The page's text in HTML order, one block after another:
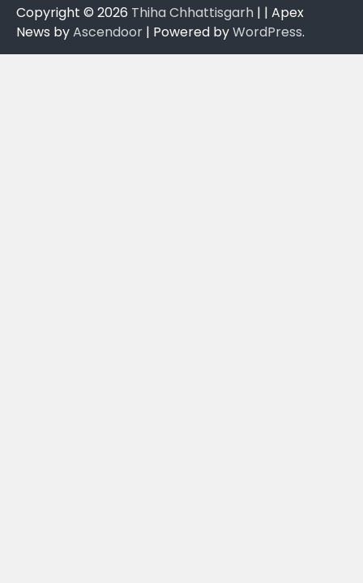
Copyright © 2026 Thiha Chhattisgarh | | Apex
News byAscendoor | Powered byWordPress.